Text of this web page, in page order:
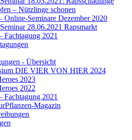
– Nützlinge schonen
Online-Seminare Dezember 2020
28.06.2021 Rapsmarkt
Fachtagung 2021
- Übersicht
DIE VIER VON HIER 2024
2023
2022
Fachtagung 2021
Magazin